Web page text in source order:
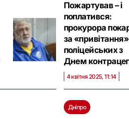
Пожартував – і
поплатився:
прокурора
за «привітання»
поліцейських з
Днем
4 квітня 2025, 11:14
Дніпро